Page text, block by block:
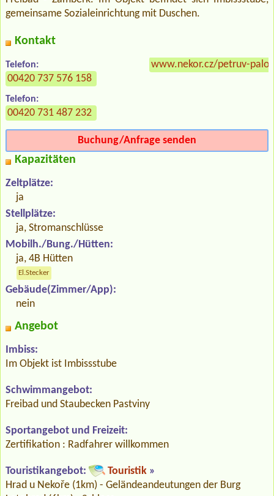
gemeinsame Sozialeinrichtung mit Duschen.
Kontakt
Telefon:
00420 737 576 158
Telefon:
00420 731 487 232
www.nekor.cz/petruv-
Buchung/Anfrage senden
Kapazitäten
Zeltplätze:
ja
Stellplätze:
ja, Stromanschlüsse
Mobilh./Bung./Hütten:
ja, 4B Hütten
El.Stecker
Gebäude(Zimmer/App):
nein
Angebot
Imbiss:
Im Objekt ist Imbissstube
Schwimmangebot:
Freibad und Staubecken Pastviny
Sportangebot und Freizeit:
Zertifikation : Radfahrer willkommen
Touristikangebot: Touristik »
Hrad u Nekoře (1km) - Geländeandeutungen der Burg